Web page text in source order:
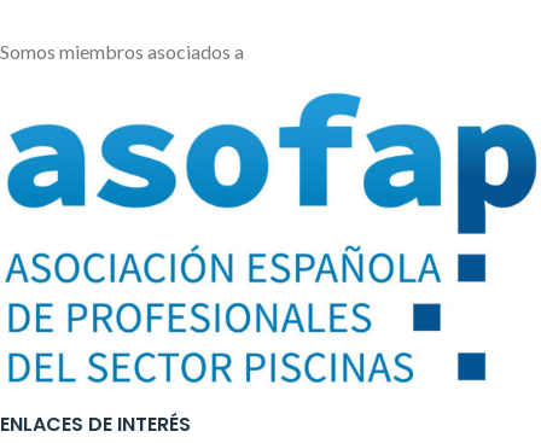
Somos miembros asociados a
ENLACES DE INTERÉS